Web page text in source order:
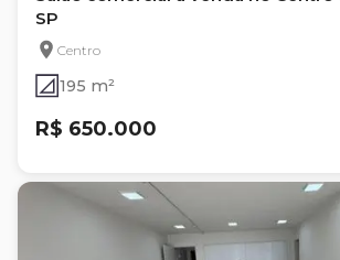
SP
Centro
195 m²
R$ 650.000